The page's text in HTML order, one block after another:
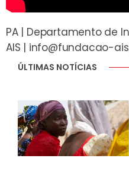
PA | Departamento de
AIS | info@fundacao-
ÚLTIMAS NOTÍCIAS